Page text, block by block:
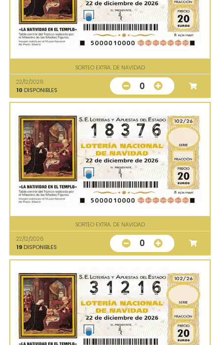
SORTEO EXTRA. DE NAVIDAD
22/12/2026
10 DISPONIBLES 0
SORTEO EXTRA. DE NAVIDAD
22/12/2026
19 DISPONIBLES 0